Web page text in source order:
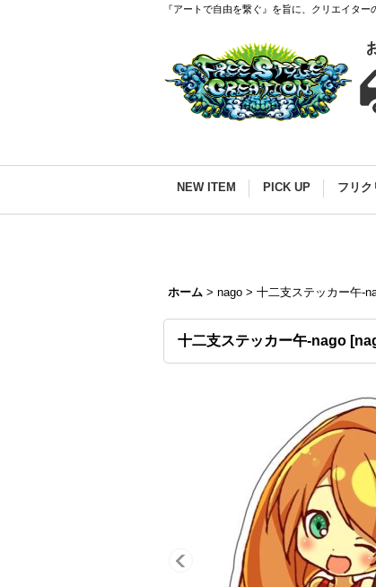
『アートで自由を繋ぐ』を旨に、クリエイタ
NEW ITEM PICK UP フリク
ホーム > nago > 十二支ステッカー午-
十二支ステッカー午-nago [